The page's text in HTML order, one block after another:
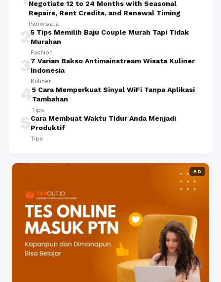
Negotiate 12 to 24 Months with Seasonal
Repairs, Rent Credits, and Renewal Timing
Pariwisata
25 Tips Memilih Baju Couple Murah Tapi Tidak
Murahan
Fashion
37 Varian Bakso Antimainstream Wisata Kuliner
Indonesia
Kuliner
45 Cara Memperkuat Sinyal WiFi Tanpa Aplikasi
Tambahan
Tips
5Cara Membuat Waktu Tidur Anda Menjadi
Produktif
Tips
AD